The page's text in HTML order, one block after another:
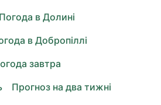
Погода в Долині
в Добропіллі
завтра
Прогноз на два тижні